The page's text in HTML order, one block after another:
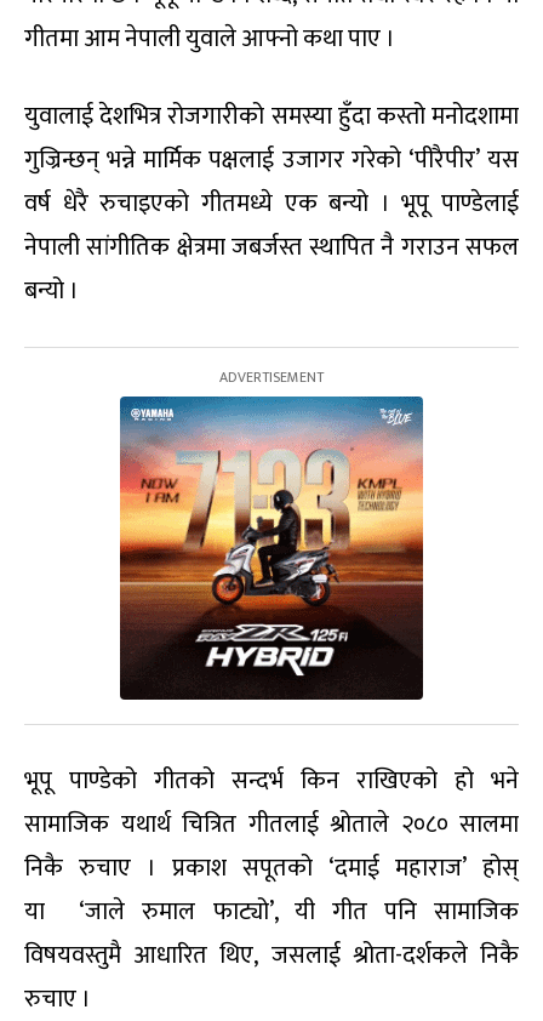
गीतमा आम नेपाली युवाले आफ्नो कथा पाए ।
युवालाई देशभित्र रोजगारीको समस्या हुँदा कस्तो मनोदशामा
गुज्रिन्छन् भन्ने मार्मिक पक्षलाई उजागर गरेको ‘पीरैपीर’ यस
वर्ष धेरै रुचाइएको गीतमध्ये एक बन्यो । भूपू पाण्डेलाई
नेपाली सांगीतिक क्षेत्रमा जबर्जस्त स्थापित नै गराउन सफल
बन्यो ।
भूपू पाण्डेको गीतको सन्दर्भ किन राखिएको हो भने
सामाजिक यथार्थ चित्रित गीतलाई श्रोताले २०८० सालमा
निकै रुचाए । प्रकाश सपूतको ‘दमाई महाराज’ होस्
या ‘जाले रुमाल फाट्यो’, यी गीत पनि सामाजिक
विषयवस्तुमै आधारित थिए, जसलाई श्रोता-दर्शकले निकै
रुचाए ।